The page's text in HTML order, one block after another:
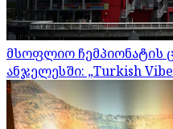
მსოფლიო ჩემპიონატის
ანჯელესში: „Turkish